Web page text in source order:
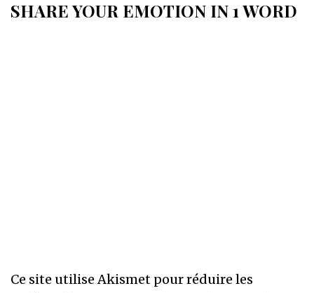
SHARE YOUR EMOTION IN 1 WORD
Ce site utilise Akismet pour réduire les